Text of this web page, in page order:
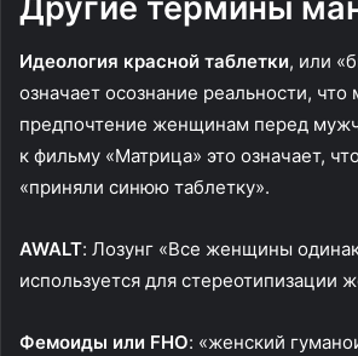
Идеология красной таблетки, или
означает осознание реальности, что
предпочтение женщинам перед
к фильму «Матрица» это означает,
«приняли синюю таблетку».
AWALT: Лозунг «Все женщины
используется для стереотипизации
Фемоиды или FHO: «женский